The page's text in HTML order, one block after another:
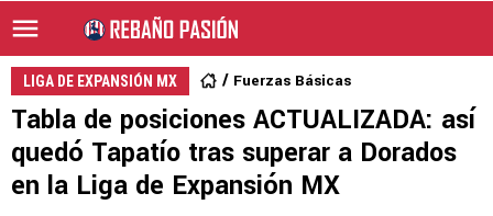
LIGA DE EXPANSIÓN MX Fuerzas Básicas
Tabla de posiciones ACTUALIZADA: así
quedó Tapatío tras superar a Dorados
en la Liga de Expansión MX